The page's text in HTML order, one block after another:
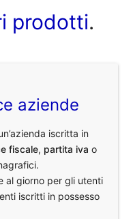
prodotti.
aziende
iscritta in
fiscale, partita iva o
al giorno per gli utenti
iscritti in possesso